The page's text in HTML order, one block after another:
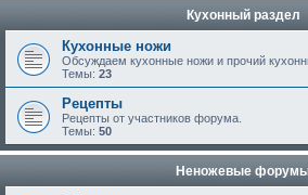
Кухонный раздел
Кухонные ножи
Обсуждаем кухонные ножи и прочий
Темы: 23
Рецепты
Рецепты от участников форума.
Темы: 50
Неножевые